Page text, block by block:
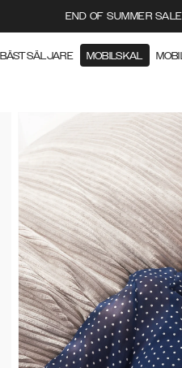
END OF SUMMER
BÄSTSÄLJARE MOBILSKAL